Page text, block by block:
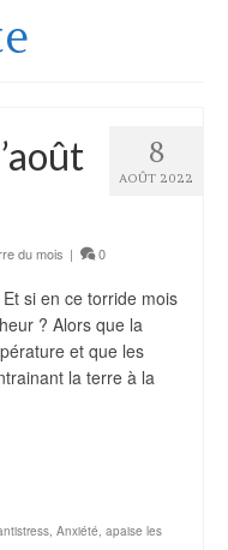
8
AOÛT 2022
du mois | 0
si en ce torride mois
? Alors que la
et que les
la terre à la
, Anxiété, apaise les